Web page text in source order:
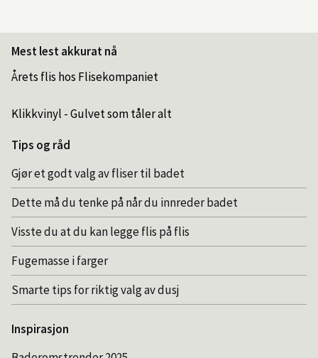
Mest lest akkurat nå
Årets flis hos Flisekompaniet
Klikkvinyl - Gulvet som tåler alt
Tips og råd
Gjør et godt valg av fliser til badet
Dette må du tenke på når du innreder badet
Visste du at du kan legge flis på flis
Fugemasse i farger
Smarte tips for riktig valg av dusj
Inspirasjon